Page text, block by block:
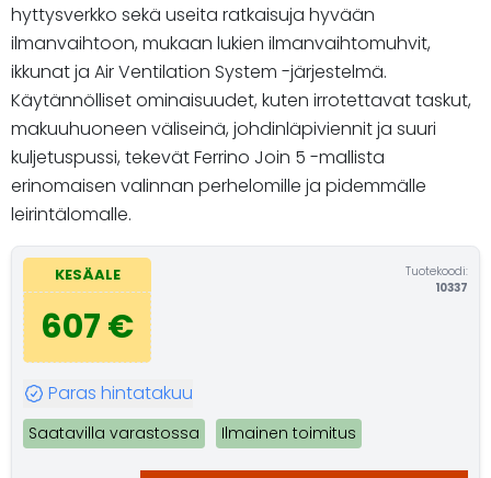
hyttysverkko sekä useita ratkaisuja hyvään
ilmanvaihtoon, mukaan lukien ilmanvaihtomuhvit,
ikkunat ja Air Ventilation System -järjestelmä.
Käytännölliset ominaisuudet, kuten irrotettavat taskut,
makuuhuoneen väliseinä, johdinläpiviennit ja suuri
kuljetuspussi, tekevät Ferrino Join 5 -mallista
erinomaisen valinnan perhelomille ja pidemmälle
leirintälomalle.
KESÄALE
607 €
Tuotekoodi:
10337
Paras hintatakuu
Saatavilla varastossa Ilmainen toimitus